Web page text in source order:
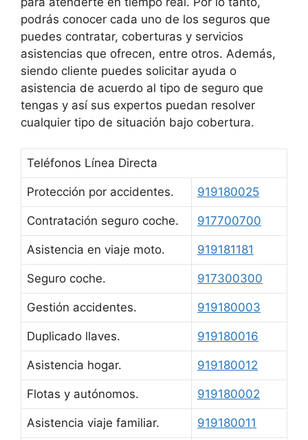
podrás conocer cada uno de los seguros que
puedes contratar, coberturas y servicios
asistencias que ofrecen, entre otros. Además,
siendo cliente puedes solicitar ayuda o
asistencia de acuerdo al tipo de seguro que
tengas y así sus expertos puedan resolver
cualquier tipo de situación bajo cobertura.
Teléfonos Línea Directa
Protección por accidentes. 919180025
Contratación seguro coche. 917700700
Asistencia en viaje moto. 919181181
Seguro coche. 917300300
Gestión accidentes. 919180003
Duplicado llaves. 919180016
Asistencia hogar. 919180012
Flotas y autónomos. 919180002
Asistencia viaje familiar. 919180011